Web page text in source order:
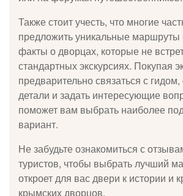
Также стоит учесть, что многие
предложить уникальные
факты о дворцах, которые не
стандартных экскурсиях. Покупая
предварительно связаться с гидом,
детали и задать интересующие
поможет вам выбрать наиболее
вариант.
Не забудьте ознакомиться с
туристов, чтобы выбрать лучший
откроет для вас двери к истории и
крымских дворцов.